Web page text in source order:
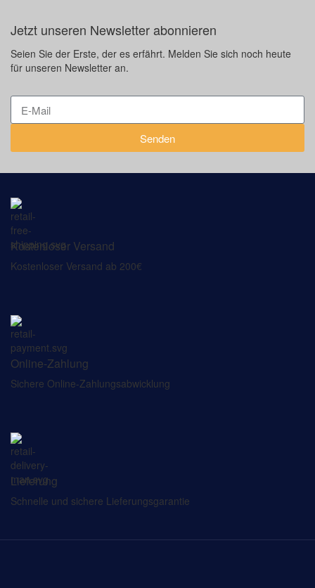
Jetzt unseren Newsletter abonnieren
Seien Sie der Erste, der es erfährt. Melden Sie sich noch heute
für unseren Newsletter an.
Senden
Kostenloser Versand
Kostenloser Versand ab 200€
Online-Zahlung
Sichere Online-Zahlungsabwicklung
Lieferung
Schnelle und sichere Lieferungsgarantie